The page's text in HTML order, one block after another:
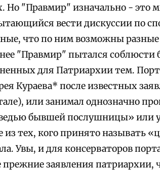
Но "Правмир" изначально - это
вести дискуссии по
что по ним возможны
"Правмир" пытался соблюсти
для Патриархии тем.
Кураева* после известных
или занимал однозначно
бывшей послушницы» или
из тех, кого принято называть
Увы, и для консерваторов
заявления патриархии,